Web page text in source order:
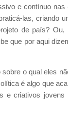
e contínuo
las, criando
de país?
que por aqui
o qual eles
é algo que
e criativos